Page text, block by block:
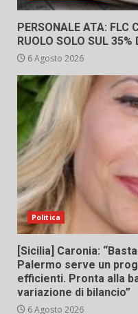
PERSONALE ATA: FLC
RUOLO SOLO SUL 35%
6 Agosto 2026
Politica
[Sicilia] Caronia:
Palermo serve un
efficienti. Pronta alla
variazione di bilancio”
6 Agosto 2026